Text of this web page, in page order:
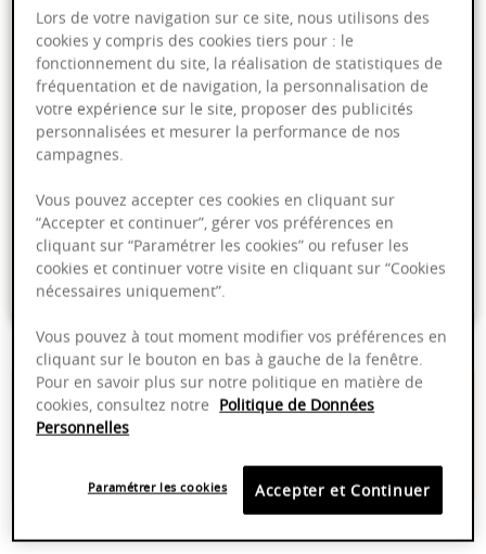
- soit
PRODUIT INDISPONIBLE
Livraison offerte dans nos points de vente
Emballage anti-casse
Paiement sécurisé
Description du produit
LA CRÈME COLORANTE ENRICHIE EN HUILE PÉNÈTRE INTENSÉMENT AU
COLORANTS HAUTE PERFORMANCE. POUR UNE COULEUR RICHE ET
LONGUE DURÉE ET UNE BRILLANCE QUI DURE JUSQU’À 8 SEMAINES.
Lors de votre navigation sur ce site, nous utilisons des
cookies y compris des cookies tiers pour : le
fonctionnement du site, la réalisation de statistiques de
fréquentation et de navigation, la personnalisation de
votre expérience sur le site, proposer des publicités
personnalisées et mesurer la performance de nos
campagnes.
Vous pouvez accepter ces cookies en cliquant sur
“Accepter et continuer”, gérer vos préférences en
cliquant sur “Paramétrer les cookies” ou refuser les
cookies et continuer votre visite en cliquant sur “Cookies
nécessaires uniquement”.
Vous pouvez à tout moment modifier vos préférences en
cliquant sur le bouton en bas à gauche de la fenêtre.
Pour en savoir plus sur notre politique en matière de
cookies, consultez notre Politique de Données
Personnelles
Accepter et Continuer
Paramétrer les cookies